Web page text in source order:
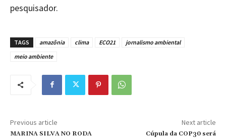
pesquisador.
TAGS amazônia clima ECO21
jornalismo ambiental
meio ambiente
Previous article
MARINA SILVA NO RODA
Next article
Cúpula da COP30 será